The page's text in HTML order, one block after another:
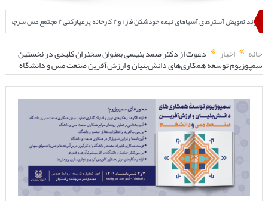
فاز ۱ و ۲ کارخانه پرعیارکنی ۲ مجتمع مس سرچشمه)
خانه اخبار دعوت از دکتر صمد بنیسی بعنوان سخنران کلیدی در نخستین
سمپوزیوم توسعه همکاری‌های دانش‌بنیان و ارزش‌آفرین صنعت مس و دانشگاه